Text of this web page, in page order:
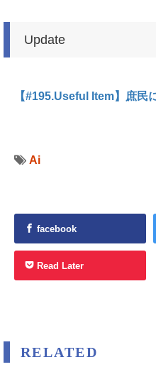
Update
【#195.Useful Item】庶民
Ai
facebook
Read Later
RELATED